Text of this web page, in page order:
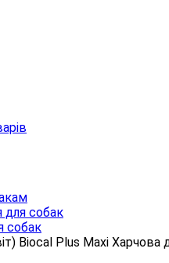
для собак
собак
Biocal Plus Maxi Харчова